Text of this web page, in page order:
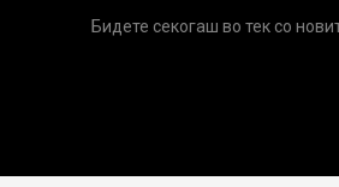
Бидете секогаш во тек со